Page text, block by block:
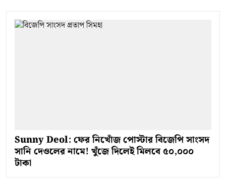
Sunny Deol: ফের নিখোঁজ পোস্টার বিজেপি সাংসদ
সানি দেওলের নামে! খুঁজে দিলেই মিলবে ৫০,০০০
টাকা